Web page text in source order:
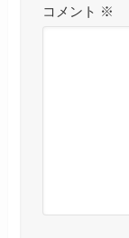
コメント ※